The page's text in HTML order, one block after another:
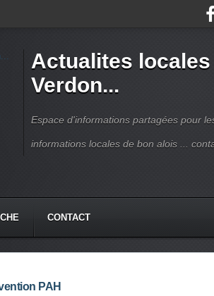
Actualites
Verdon...
Espace d'informations partagées pour
informations locales de bon alois ...
CONTACT
PAH